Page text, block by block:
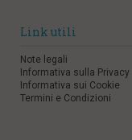
Link utili
Note legali
Informativa sulla Privacy
Informativa sui Cookie
Termini e Condizioni